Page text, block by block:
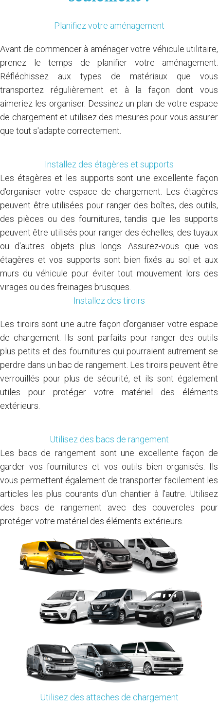
Planifiez votre aménagement
Avant de commencer à aménager votre véhicule utilitaire,
prenez le temps de planifier votre aménagement.
Réfléchissez aux types de matériaux que vous
transportez régulièrement et à la façon dont vous
aimeriez les organiser. Dessinez un plan de votre espace
de chargement et utilisez des mesures pour vous assurer
que tout s'adapte correctement.
Installez des étagères et supports
Les étagères et les supports sont une excellente façon
d'organiser votre espace de chargement. Les étagères
peuvent être utilisées pour ranger des boîtes, des outils,
des pièces ou des fournitures, tandis que les supports
peuvent être utilisés pour ranger des échelles, des tuyaux
ou d'autres objets plus longs. Assurez-vous que vos
étagères et vos supports sont bien fixés au sol et aux
murs du véhicule pour éviter tout mouvement lors des
virages ou des freinages brusques.
Installez des tiroirs
Les tiroirs sont une autre façon d'organiser votre espace
de chargement. Ils sont parfaits pour ranger des outils
plus petits et des fournitures qui pourraient autrement se
perdre dans un bac de rangement. Les tiroirs peuvent être
verrouillés pour plus de sécurité, et ils sont également
utiles pour protéger votre matériel des éléments
extérieurs.
Utilisez des bacs de rangement
Les bacs de rangement sont une excellente façon de
garder vos fournitures et vos outils bien organisés. Ils
vous permettent également de transporter facilement les
articles les plus courants d'un chantier à l'autre. Utilisez
des bacs de rangement avec des couvercles pour
protéger votre matériel des éléments extérieurs.
Utilisez des attaches de chargement